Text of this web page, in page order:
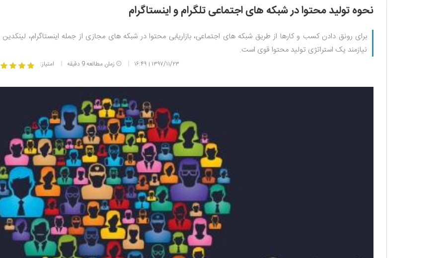
نحوه تولید محتوا در شبکه های اجتماعی تلگرام و اینستاگرام
برای رونق دادن کسب و کارها از طریق شبکه های اجتماعی، بازاریابی محتوا در شبکه های مجازی از جمله اینستاگرام،
نیازمند یک استراتژی تولید محتوا قوی است.
| زمان مطالعه 9 دقیقه امتیاز: